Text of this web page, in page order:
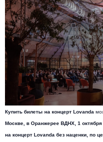
Купить билеты на концерт Lovanda
Москве, в Оранжерее ВДНХ, 1 октября
на концерт Lovanda без наценки, по